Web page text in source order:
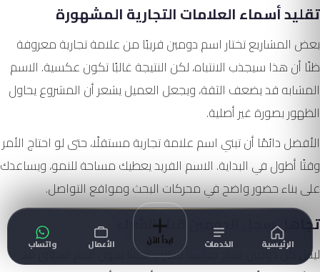
تقليد أسماء العلامات التجارية المشهورة
بعض المشاريع تختار اسم دومين قريبًا من علامة تجارية معروفة
ظنًا أن هذا سيجذب الانتباه، لكن النتيجة غالبًا تكون عكسية. الاسم
المشابه قد يضعف الثقة، ويجعل العميل يشعر أن المشروع يحاول
الظهور بصورة غير أصلية.
الأفضل دائمًا أن تبني اسم علامة تجارية مستقلًا، حتى لو احتاج الأمر
وقتًا أطول في البداية. الاسم الفريد يعطيك مساحة للنمو، ويساعدك
على بناء حضور واضح في محركات البحث ومواقع التواصل.
تجاهل سجل الدومين قبل الشراء
ليس كل دومين متاح مناسبًا للشراء. أحيانًا يكون اسم النطاق قد
الرئيسية الخدمات ابدأ الآن الأعمال واتساب